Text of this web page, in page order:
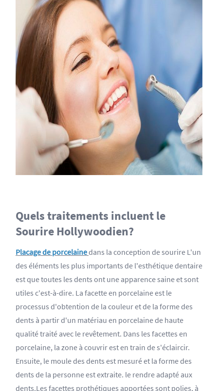
Quels traitements incluent le
Sourire Hollywoodien?
Placage de porcelainedans la conception de sourire L'un
des éléments les plus importants de l'esthétique dentaire
est que toutes les dents ont une apparence saine et sont
utiles c'est-à-dire. La facette en porcelaine est le
processus d'obtention de la couleur et de la forme des
dents à partir d'un matériau en porcelaine de haute
qualité traité avec le revêtement. Dans les facettes en
porcelaine, la zone à couvrir est en train de s'éclaircir.
Ensuite, le moule des dents est mesuré et la forme des
dents de la personne est extraite. le rendre adapté aux
dents.Les facettes prothétiques apportées sont polies, à